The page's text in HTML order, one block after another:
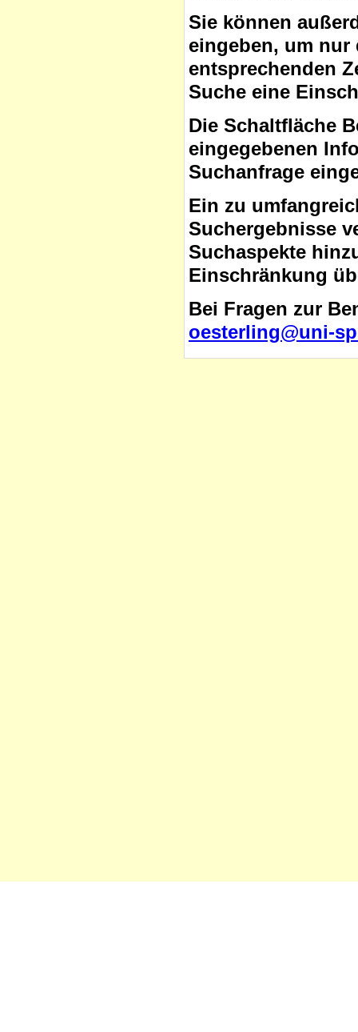
Sie können
eingeben, um nur
entsprechenden
Suche eine
Die Schaltfläche
eingegebenen
Suchanfrage
Ein zu
Suchergebnisse
Suchaspekte
Einschränkung
Bei Fragen zur
oesterling@uni-